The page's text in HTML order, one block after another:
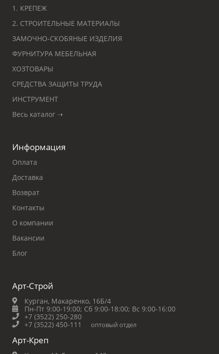
1. КРЕПЕЖ
2. СТРОИТЕЛЬНЫЕ МАТЕРИАЛЫ
ЗАМОЧНО-СКОБЯНЫЕ ИЗДЕЛИЯ
ФУРНИТУРА МЕБЕЛЬНАЯ
ХОЗТОВАРЫ
СРЕДСТВА ЗАЩИТЫ ТРУДА
ИНСТРУМЕНТ
Весь каталог ➝
Информация
Оплата
Доставка
Возврат
Контакты
О компании
Вакансии
Блог
Арт-Строй
Курган, Макаренко, 16Б/4
Пн-Пт 9:00-19:00; Сб 9:00-18:00; Вс 9:00-16:00
+7 (3522) 250-280
+7 (3522) 450-111
оптовый отдел
Арт-Креп